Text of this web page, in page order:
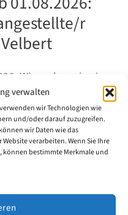
verwalten
wir Technologien wie
und/oder darauf zuzugreifen.
wir Daten wie das
verarbeiten. Wenn Sie Ihre
bestimmte Merkmale und
r
Wir suchen eine/n
(m/w/d) für unseren
r